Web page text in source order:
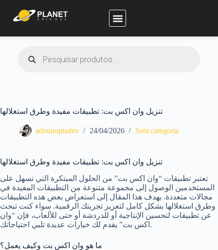
تنزيل وان اكس بت: تطبيقات مفيدة وطرق استغلالها
adminoptadev 24/04/2026 Sem categoria
تنزيل وان اكس بت: تطبيقات مفيدة وطرق استغلالها
تعتبر تطبيقات “وان اكس بت” من الحلول المبتكرة التي تسهل على
المستخدمين الوصول إلى مجموعة متنوعة من التطبيقات المفيدة في
مجالات متعددة. يهدف هذا المقال إلى استعراض بعض هذه التطبيقات
وطرق استغلالها بشكل كامل لتعزيز تجربتك الرقمية. سواء كنت تبحث
عن تطبيقات لتحسين الإنتاجية أو للدردشة أو حتى للألعاب، فإن “وان
اكس بت” يقدم لك خيارات عديدة تلبي احتياجاتك.
ما هو وان اكس بت وكيف يعمل؟